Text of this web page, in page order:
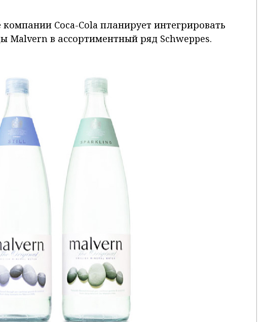
Coca-Cola планирует интегрировать
Malvern в ассортиментный ряд Schweppes.